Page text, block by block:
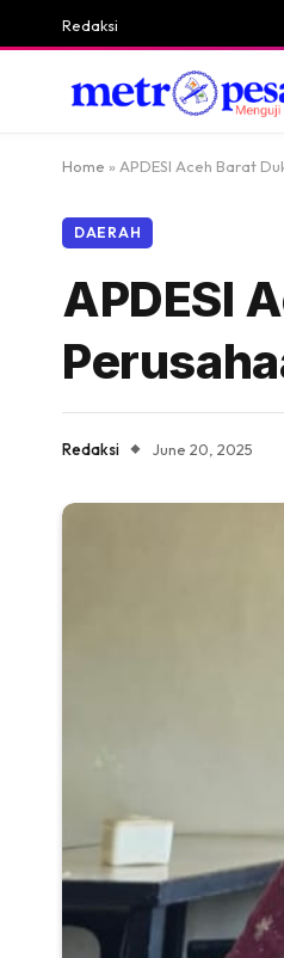
Redaksi
Home » APDESI Aceh Barat
DAERAH
APDESI
Redaksi June 20, 2025